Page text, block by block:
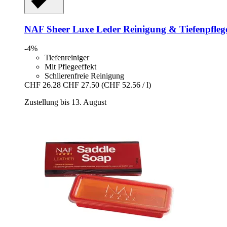
NAF Sheer Luxe Leder Reinigung &
-4%
Tiefenreiniger
Mit Pflegeeffekt
Schlierenfreie Reinigung
CHF 26.28 CHF 27.50 (CHF 52.56 / l)
Zustellung bis 13. August